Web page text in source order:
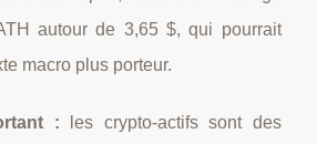
autour de 3,65 $, qui pourrait
macro plus porteur.
: les crypto‑actifs sont des